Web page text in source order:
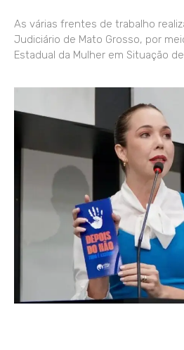
As várias frentes de trabalho
Judiciário de Mato Grosso, por
Estadual da Mulher em Situação